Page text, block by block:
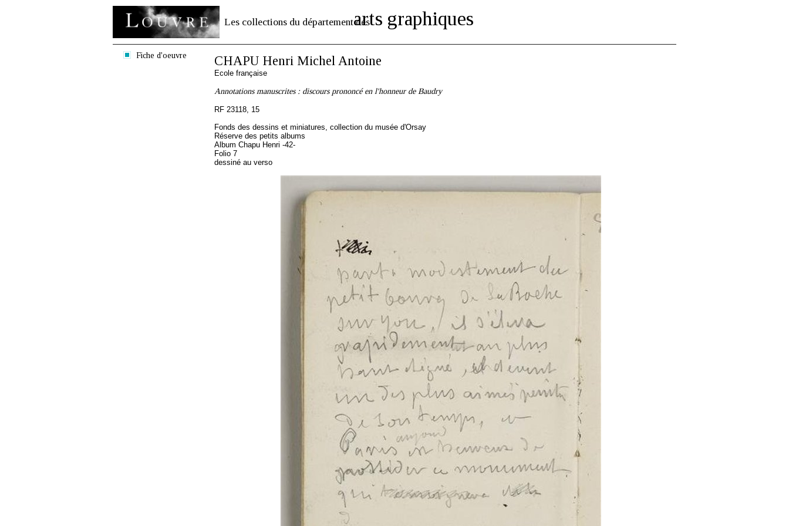
Les collections du département desarts graphiques
Fiche d'oeuvre CHAPU Henri Michel Antoine
Ecole française
Annotations manuscrites : discours prononcé en l'honneur de Baudry
RF 23118, 15
Fonds des dessins et miniatures, collection du musée d'Orsay
Réserve des petits albums
Album Chapu Henri -42-
Folio 7
dessiné au verso